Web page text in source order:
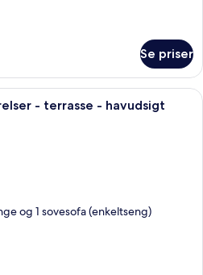
Se priser
Et moderne hotelværelse med en
- terrasse - havudsigt
og 1 sovesofa (enkeltseng)